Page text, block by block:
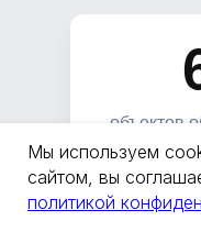
Мы используем
сайтом, вы
политикой
объектов